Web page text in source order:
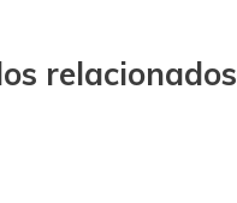
relacionados